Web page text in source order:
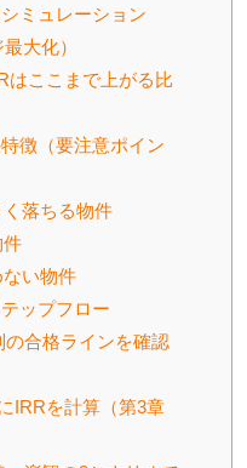
ミュレーション
大化）
はここまで上がる比
徴（要注意ポイン
落ちる物件
件
い物件
ップフロー
の合格ラインを確認
IRRを計算（第3章